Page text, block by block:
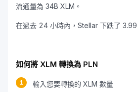
流通量為 34B XLM。
在過去 24 小時內，Stellar 下跌了
如何將 XLM 轉換為 PLN
1 輸入您要轉換的 XLM 數量